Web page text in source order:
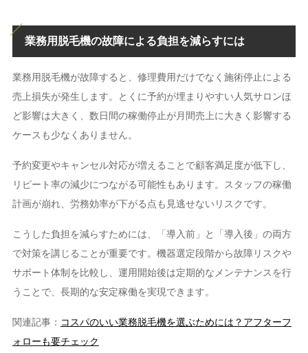
業務用脱毛機の故障による負担を減らすには
業務用脱毛機が故障すると、修理費用だけでなく施術停止による
売上損失が発生します。とくに予約が埋まりやすい人気サロンほ
ど影響は大きく、数日間の稼働停止が月間売上に大きく影響する
ケースも少なくありません。
予約変更やキャンセル対応が増えることで顧客満足度が低下し、
リピート率の減少につながる可能性もあります。スタッフの稼働
計画が崩れ、労務効率が下がる点も見逃せないリスクです。
こうした負担を減らすためには、「導入前」と「導入後」の両方
で対策を講じることが重要です。機器選定段階から故障リスクや
サポート体制を比較し、運用開始後は定期的なメンテナンスを行
うことで、長期的な安定稼働を実現できます。
関連記事： コスパのいい業務脱毛機を選ぶためには？アフターフ
ォローも要チェック